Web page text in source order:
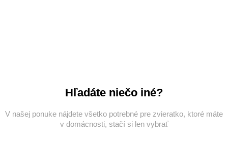
Hľadáte niečo iné?
V našej ponuke nájdete všetko potrebné pre zvieratko, ktoré máte
v domácnosti, stačí si len vybrať